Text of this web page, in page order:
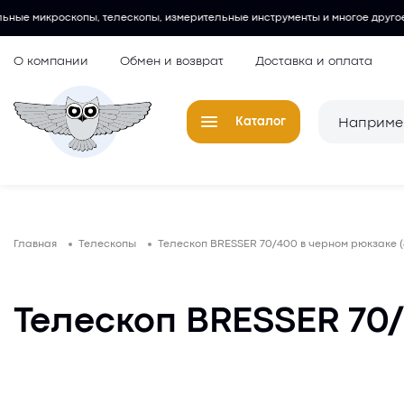
измерительные инструменты и многое другое.
О компании Обмен и возврат Доставка и оплата
Каталог
Лупы
Главная Телескопы Телескоп BRESSER 70/400 в черном рюкзаке
Телескоп BRESSER